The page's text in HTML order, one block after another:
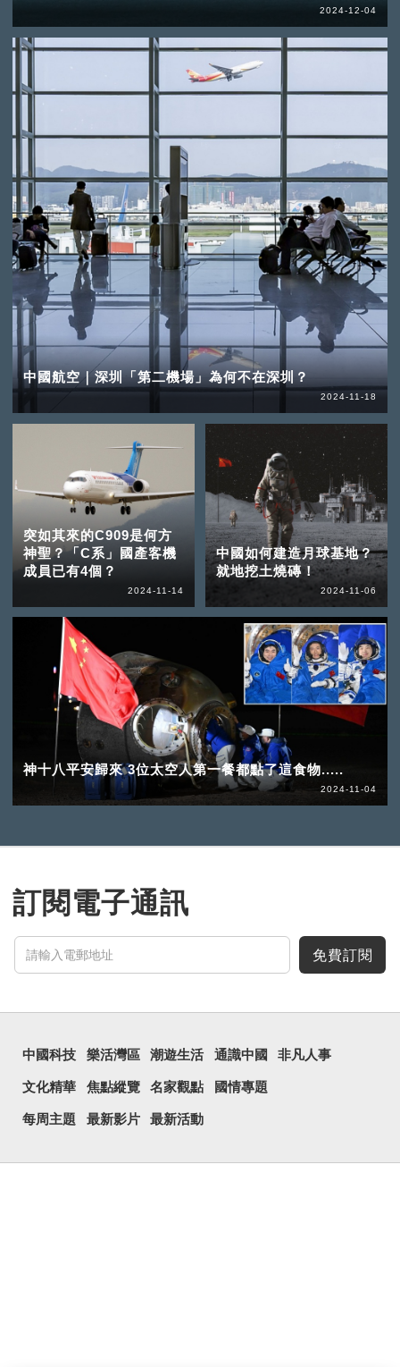
2024-12-04
中國航空｜深圳「第二機場」為何不在深圳？
2024-11-18
突如其來的C909是何方
神聖？「C系」國產客機
成員已有4個？
2024-11-14
中國如何建造月球基地？
就地挖土燒磚！
2024-11-06
神十八平安歸來 3位太空人第一餐都點了這食物.....
2024-11-04
訂閱電子通訊
免費訂閱
中國科技 樂活灣區 潮遊生活 通識中國 非凡人事
文化精華 焦點縱覽 名家觀點 國情專題
每周主題 最新影片 最新活動